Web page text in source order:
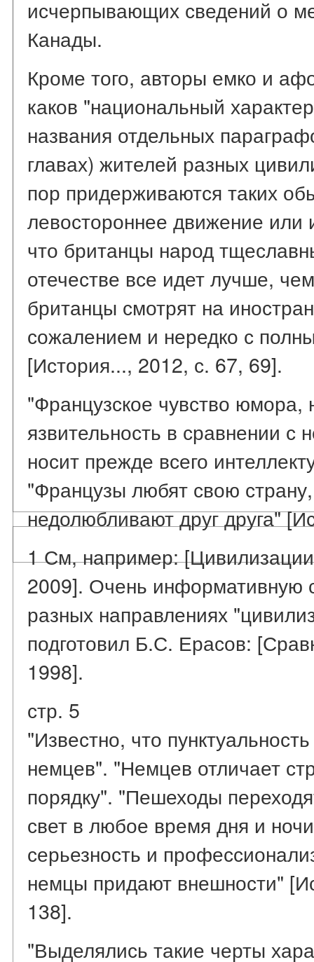
исчерпывающих сведений о
Канады.
Кроме того, авторы емко и
каков "национальный
названия отдельных
главах) жителей разных
пор придерживаются таких
левостороннее движение или
что британцы народ
отечестве все идет лучше,
британцы смотрят на
сожалением и нередко с
[История..., 2012, с. 67, 69].
"Французское чувство
язвительность в сравнении с
носит прежде всего
"Французы любят свою
недолюбливают друг друга"
1 См, например:
2009]. Очень информативную
разных направлениях
подготовил Б.С. Ерасов:
1998].
стр. 5
"Известно, что
немцев". "Немцев отличает
порядку". "Пешеходы
свет в любое время дня и
серьезность и
немцы придают внешности"
138].
"Выделялись такие черты